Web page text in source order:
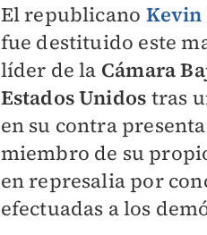
El republicano Kevin
fue destituido este
líder de la Cámara
Estados Unidos tras
en su contra
miembro de su
en represalia por
efectuadas a los